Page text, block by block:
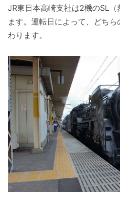
JR東日本高崎支社は2機のSL
ます。運転日によって、どち
わります。